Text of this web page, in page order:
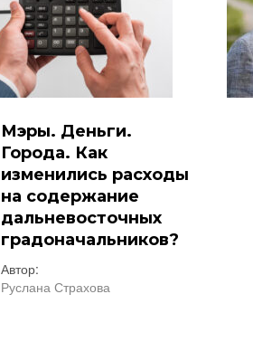
Мэры. Деньги.
Города. Как
изменились расходы
на содержание
дальневосточных
градоначальников?
Автор:
Руслана Страхова